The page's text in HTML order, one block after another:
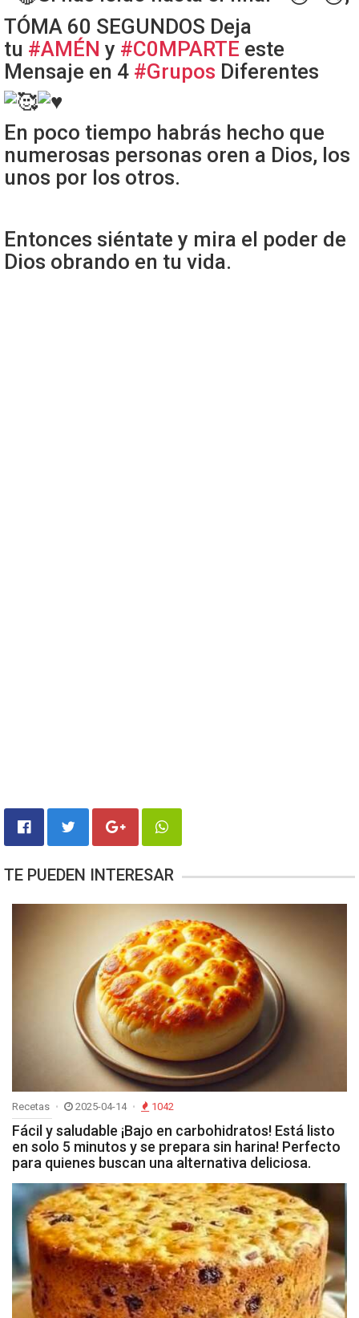
TÓMA 60 SEGUNDOS Deja
tu #AMÉN y #C0MPARTE este
Mensaje en 4 #Grupos Diferentes
En poco tiempo habrás hecho que
numerosas personas oren a Dios, los
unos por los otros.
Entonces siéntate y mira el poder de
Dios obrando en tu vida.
TE PUEDEN INTERESAR
Recetas 2025-04-14 1042
Fácil y saludable ¡Bajo en carbohidratos! Está listo
en solo 5 minutos y se prepara sin harina! Perfecto
para quienes buscan una alternativa deliciosa.